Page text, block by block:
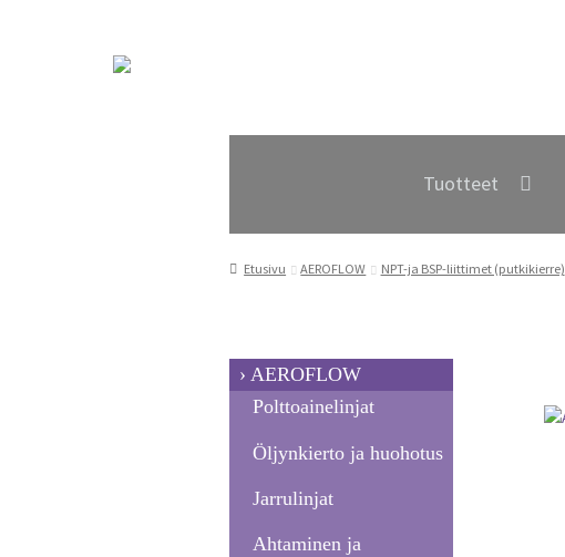
Tuotteet
Etusivu AEROFLOW NPT-ja BSP-liittimet (putkikierre)
AEROFLOW
Polttoainelinjat
Öljynkierto ja huohotus
Jarrulinjat
Ahtaminen ja